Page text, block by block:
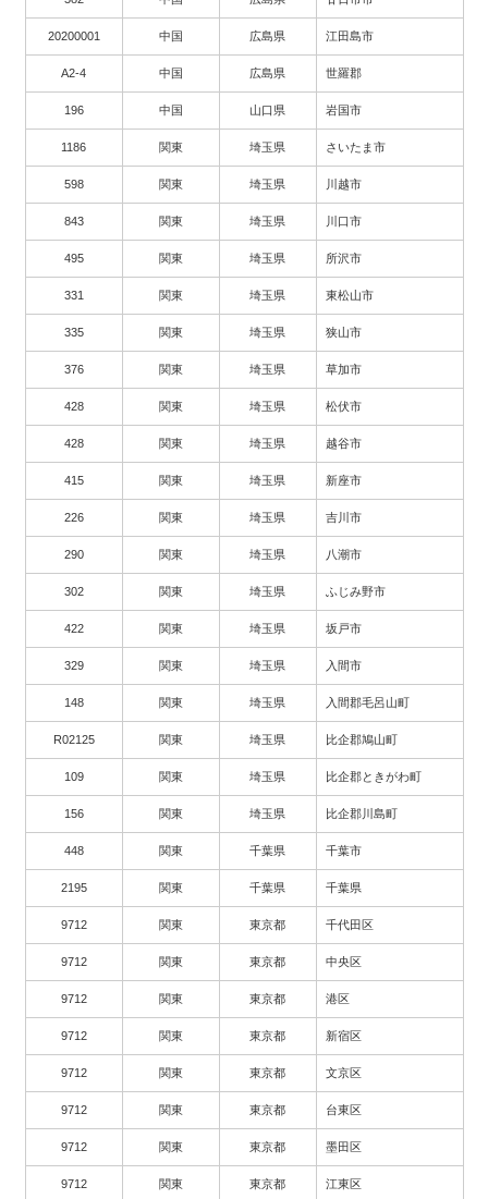
20200001 中国 広島県 江田島市
A2-4 中国 広島県 世羅郡
196 中国 山口県 岩国市
1186 関東 埼玉県 さいたま市
598 関東 埼玉県 川越市
843 関東 埼玉県 川口市
495 関東 埼玉県 所沢市
331 関東 埼玉県 東松山市
335 関東 埼玉県 狭山市
376 関東 埼玉県 草加市
428 関東 埼玉県 松伏市
428 関東 埼玉県 越谷市
415 関東 埼玉県 新座市
226 関東 埼玉県 吉川市
290 関東 埼玉県 八潮市
302 関東 埼玉県 ふじみ野市
422 関東 埼玉県 坂戸市
329 関東 埼玉県 入間市
148 関東 埼玉県 入間郡毛呂山町
R02125 関東 埼玉県 比企郡鳩山町
109 関東 埼玉県 比企郡ときがわ町
156 関東 埼玉県 比企郡川島町
448 関東 千葉県 千葉市
2195 関東 千葉県 千葉県
9712 関東 東京都 千代田区
9712 関東 東京都 中央区
9712 関東 東京都 港区
9712 関東 東京都 新宿区
9712 関東 東京都 文京区
9712 関東 東京都 台東区
9712 関東 東京都 墨田区
9712 関東 東京都 江東区